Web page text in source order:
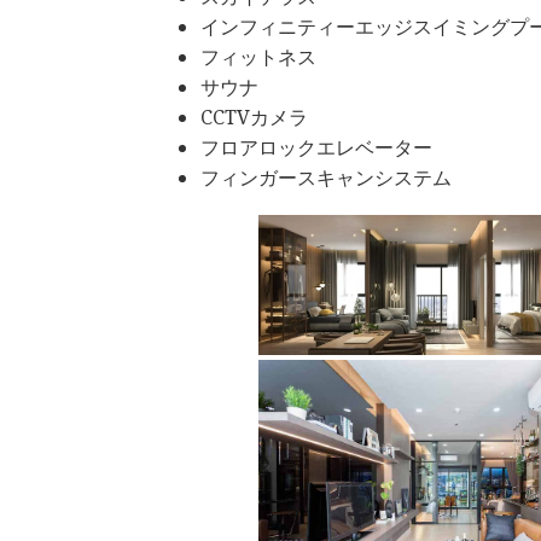
インフィニティーエッジスイミングプ
フィットネス
サウナ
CCTVカメラ
フロアロックエレベーター
フィンガースキャンシステム